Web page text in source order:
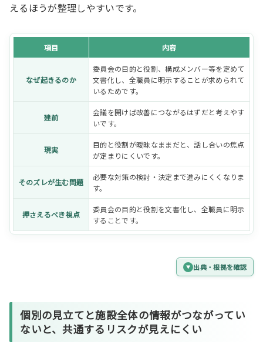
えるほうが整理しやすいです。
項目 内容
なぜ起きるのか
委員会の目的と役割、構成メンバー等を定めて
文書化し、全職員に明示することが求められて
いるためです。
建前
会議を開けば改善につながるはずだと考えやす
いです。
現実
目的と役割が曖昧なままだと、話し合いの焦点
が定まりにくいです。
そのズレが生む問題
必要な対策の検討・決定まで進みにくくなりま
す。
押さえるべき視点
委員会の目的と役割を文書化し、全職員に明示
することです。
出典・根拠を確認
個別の見立てと施設全体の情報がつながってい
ないと、共通するリスクが見えにくい